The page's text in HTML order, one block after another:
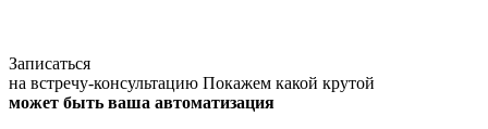
Записаться
на встречу-консультацию Покажем какой крутой
может быть ваша автоматизация